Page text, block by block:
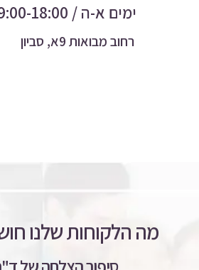
ימים א-ה / 09:00-18:00
רחוב מבואות 9א, סביון
מה הלקוחות שלנו